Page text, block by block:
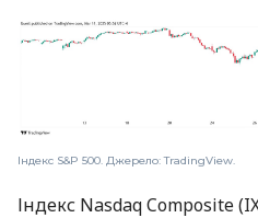
Індекс S&P 500. Джерело: TradingView.
Індекс Nasdaq Composite